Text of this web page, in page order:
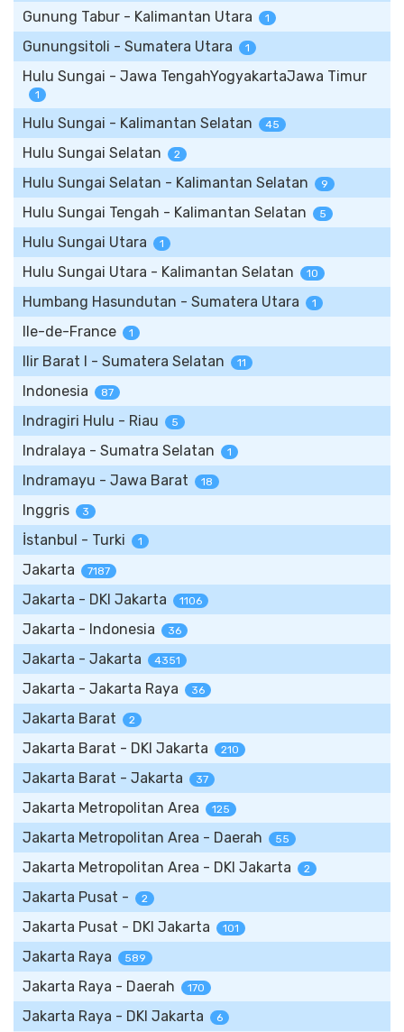
Gunung Tabur - Kalimantan Utara 1
Gunungsitoli - Sumatera Utara 1
Hulu Sungai - Jawa TengahYogyakartaJawa Timur
1
Hulu Sungai - Kalimantan Selatan 45
Hulu Sungai Selatan 2
Hulu Sungai Selatan - Kalimantan Selatan 9
Hulu Sungai Tengah - Kalimantan Selatan 5
Hulu Sungai Utara 1
Hulu Sungai Utara - Kalimantan Selatan 10
Humbang Hasundutan - Sumatera Utara 1
Ile-de-France 1
Ilir Barat I - Sumatera Selatan 11
Indonesia 87
Indragiri Hulu - Riau 5
Indralaya - Sumatra Selatan 1
Indramayu - Jawa Barat 18
Inggris 3
İstanbul - Turki 1
Jakarta 7187
Jakarta - DKI Jakarta 1106
Jakarta - Indonesia 36
Jakarta - Jakarta 4351
Jakarta - Jakarta Raya 36
Jakarta Barat 2
Jakarta Barat - DKI Jakarta 210
Jakarta Barat - Jakarta 37
Jakarta Metropolitan Area 125
Jakarta Metropolitan Area - Daerah 55
Jakarta Metropolitan Area - DKI Jakarta 2
Jakarta Pusat - 2
Jakarta Pusat - DKI Jakarta 101
Jakarta Raya 589
Jakarta Raya - Daerah 170
Jakarta Raya - DKI Jakarta 6